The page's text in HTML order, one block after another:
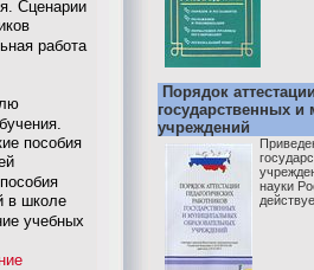
Сценарии
работа
пособия
в школе
учебных
Порядок
государственных
учреждений
науки